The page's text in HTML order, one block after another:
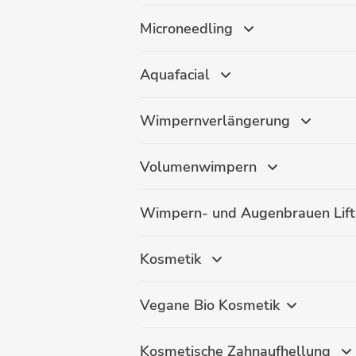
Microneedling
Aquafacial
Wimpernverlängerung
Volumenwimpern
Wimpern- und Augenbrauen
Kosmetik
Vegane Bio Kosmetik
Kosmetische Zahnaufhellung